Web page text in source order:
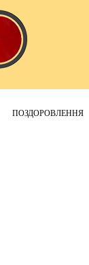
ПОЗДОРОВЛЕННЯ